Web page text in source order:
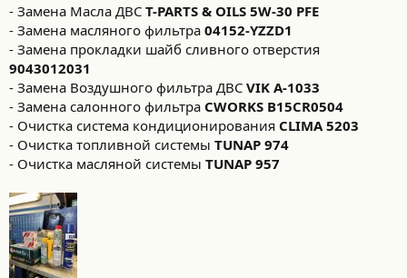
- Замена Масла ДВС T-PARTS & OILS 5W-30 PFE
- Замена масляного фильтра 04152-YZZD1
- Замена прокладки шайб сливного отверстия
9043012031
- Замена Воздушного фильтра ДВС VIK A-1033
- Замена салонного фильтра CWORKS B15CR0504
- Очистка система кондиционирования CLIMA 5203
- Очистка топливной системы TUNAP 974
- Очистка масляной системы TUNAP 957